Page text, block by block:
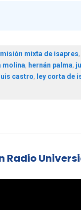
mixta de isapres,
molina, hernán palma,
castro, ley corta de
Radio